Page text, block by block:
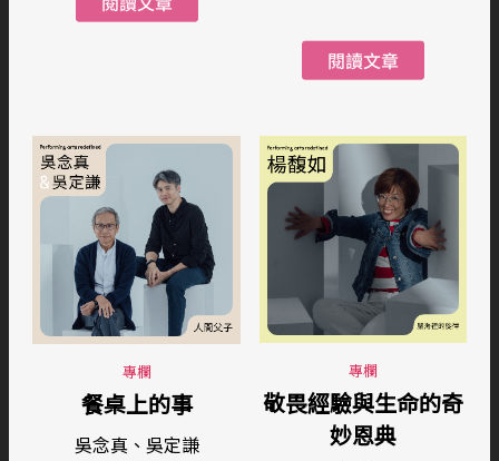
專欄
餐桌上的事
吳念真、吳定謙
專欄
敬畏經驗與生命的奇
妙恩典